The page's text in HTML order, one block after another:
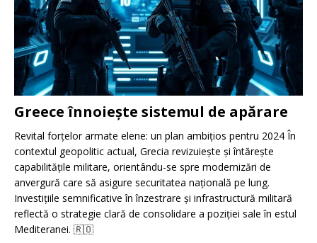
Greece înnoiește sistemul de apărare
Revital forțelor armate elene: un plan ambițios pentru 2024 În
contextul geopolitic actual, Grecia revizuiește și întărește
capabilitățile militare, orientându-se spre modernizări de
anvergură care să asigure securitatea națională pe lung.
Investițiile semnificative în înzestrare și infrastructură militară
reflectă o strategie clară de consolidare a poziției sale în estul
Mediteranei. 🇷🇴